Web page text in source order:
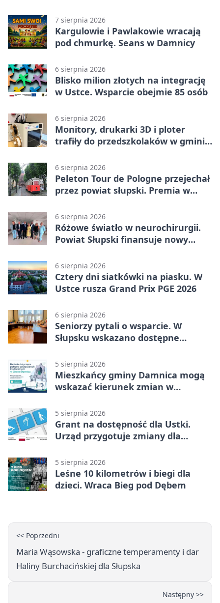
7 sierpnia 2026
Kargulowie i Pawlakowie wracają
pod chmurkę. Seans w Damnicy
6 sierpnia 2026
Blisko milion złotych na integrację
w Ustce. Wsparcie obejmie 85 osób
6 sierpnia 2026
Monitory, drukarki 3D i ploter
trafiły do przedszkolaków w gminie
6 sierpnia 2026
Peleton Tour de Pologne przejechał
przez powiat słupski. Premia w
6 sierpnia 2026
Różowe światło w neurochirurgii.
Powiat Słupski finansuje nowy
6 sierpnia 2026
Cztery dni siatkówki na piasku. W
Ustce rusza Grand Prix PGE 2026
6 sierpnia 2026
Seniorzy pytali o wsparcie. W
Słupsku wskazano dostępne
5 sierpnia 2026
Mieszkańcy gminy Damnica mogą
wskazać kierunek zmian w
5 sierpnia 2026
Grant na dostępność dla Ustki.
Urząd przygotuje zmiany dla
5 sierpnia 2026
Leśne 10 kilometrów i biegi dla
dzieci. Wraca Bieg pod Dębem
<< Poprzedni
Maria Wąsowska - graficzne temperamenty i dar
Haliny Burchacińskiej dla Słupska
Następny >>